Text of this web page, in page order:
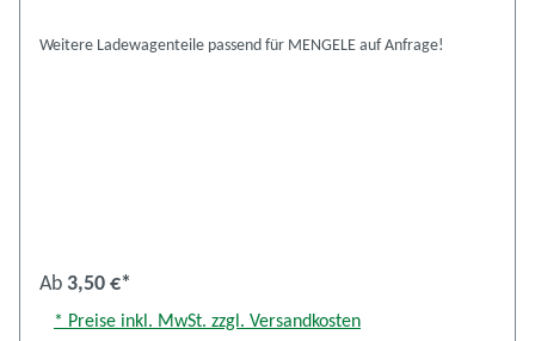
Weitere Ladewagenteile passend für MENGELE auf Anfrage!
Ab 3,50 €*
* Preise inkl. MwSt. zzgl. Versandkosten